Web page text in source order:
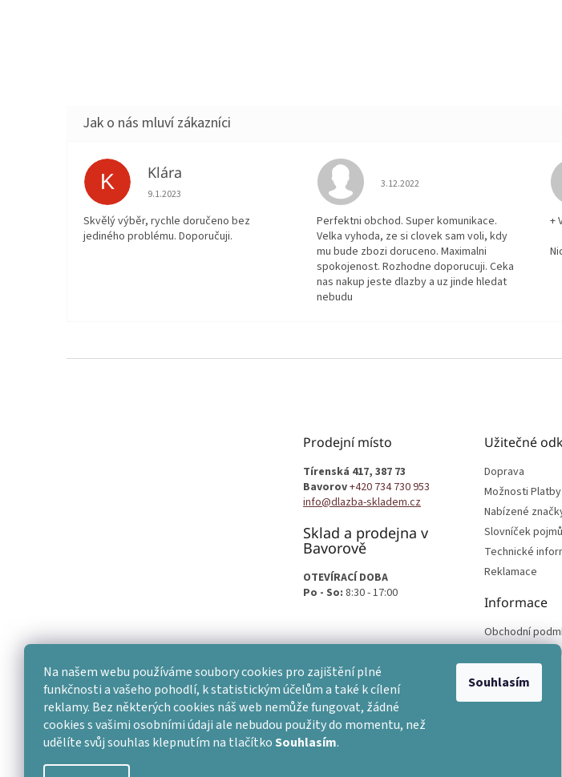
Na našem webu používáme soubory cookies pro zajištění plné
funkčnosti a vašeho pohodlí, k statistickým účelům a také k cílení
reklamy. Bez některých cookies náš web nemůže fungovat, žádné
cookies s vašimi osobními údaji ale nebudou použity do momentu, než
udělíte svůj souhlas klepnutím na tlačítkoSouhlasím.
Souhlasím
K Klára
Hodnocení obchodu je 5 z 5 hvězdiček.
9.1.2023
Skvělý výběr, rychle doručeno bez
jediného problému. Doporučuji.
Hodnocení obchodu je 5 z 5
3.12.2022
Perfektni obchod. Super komunikace.
Velka vyhoda, ze si clovek sam voli, kdy
mu bude zbozi doruceno. Maximalni
spokojenost. Rozhodne doporucuji. Ceka
nas nakup jeste dlazby a uz jinde hledat
nebudu
+
Prodejní místo
Tírenská 417, 387 73
Bavorov+420 734 730 953
info@dlazba-skladem.cz
Sklad a prodejna v
Bavorově
OTEVÍRACÍ DOBA
Po - So: 8:30 - 17:00
Užitečné
Doprava
Možnosti Platby
Nabízené
Slovníček pojmů
Technické
Reklamace
Informace
Obchodní
Podmínky
podmínek